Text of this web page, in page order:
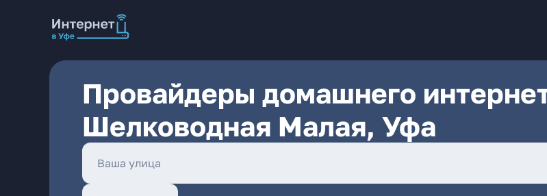
Провайдеры домашнего
Шелководная Малая, Уфа